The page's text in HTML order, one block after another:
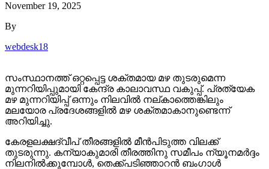
November 19, 2025
By
webdesk18
സംസ്ഥാനത്ത് ഒറ്റപ്പെട്ട ശക്തമായ മഴ തുടരുമെന്ന
മുന്നറിയിപ്പുമായി കേന്ദ്ര കാലാവസ്ഥ വകുപ്പ്. പ്രത്യേക
മഴ മുന്നറിയിപ്പ് ഒന്നും നിലവില്‍ നല്കാത്തെങ്കിലും
മലയോര പ്രദേശങ്ങളില്‍ മഴ ശക്തമാകാനുണ്ടെന്ന്
അറിയിച്ചു.
കേരളലക്ഷദ്വീപ് തീരങ്ങളില്‍ മീന്‍പിടുത്ത വിലക്ക്
തുടരുന്നു. കന്യാകുമാരി തീരത്തിനു സമീപം ന്യൂനമര്‍ദ്ദം
നിലനില്‍ക്കുമ്പോള്‍, തെക്ക്പടിഞ്ഞാറന്‍ ബംഗാള്‍